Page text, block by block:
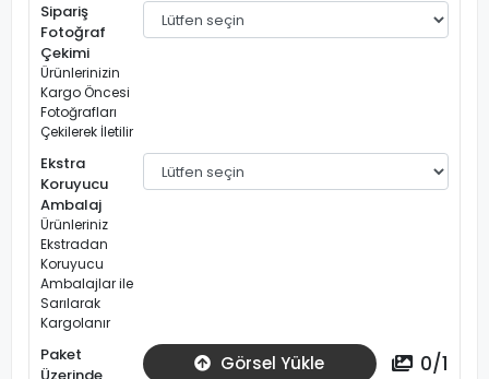
Sipariş
Fotoğraf
Çekimi
Ürünlerinizin
Kargo Öncesi
Fotoğrafları
Çekilerek İletilir
Ekstra
Koruyucu
Ambalaj
Ürünleriniz
Ekstradan
Koruyucu
Ambalajlar ile
Sarılarak
Kargolanır
Paket
Görsel Yükle 0/1